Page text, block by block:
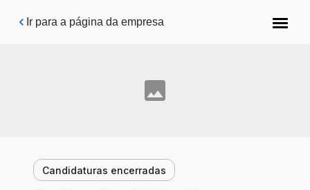
Pular para o conteúdo principal
Ir para a página da empresa
Candidaturas encerradas